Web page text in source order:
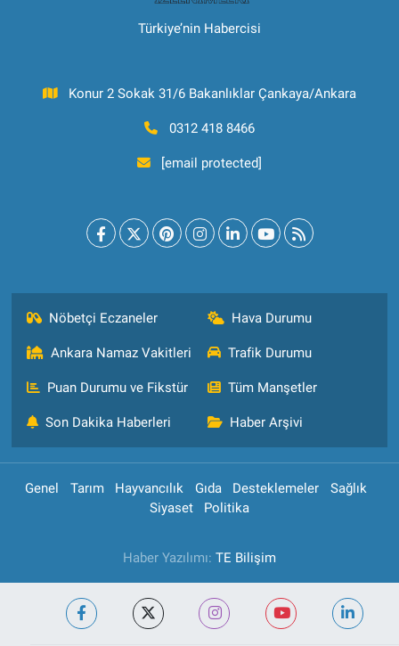
Türkiye’nin Habercisi
Konur 2 Sokak 31/6 Bakanlıklar Çankaya/Ankara
0312 418 8466
[email protected]
Nöbetçi Eczaneler Hava Durumu
Ankara Namaz Vakitleri Trafik Durumu
Puan Durumu ve Fikstür Tüm Manşetler
Son Dakika Haberleri Haber Arşivi
Genel Tarım Hayvancılık Gıda Desteklemeler
Sağlık
Siyaset
Politika
Haber Yazılımı: TE Bilişim